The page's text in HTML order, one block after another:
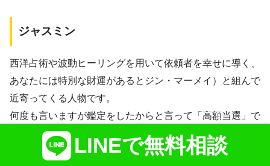
ジャスミン
西洋占術や波動ヒーリングを用いて依頼者を幸せに導く、
あなたには特別な財運があるとジン・マーメイ）と組んで
近寄ってくる人物です。
何度も言いますが鑑定をしたからと言って「高額当選」で
きるはずはありません。
甘い言葉に騙されないようにしてください。
LINEで無料相談